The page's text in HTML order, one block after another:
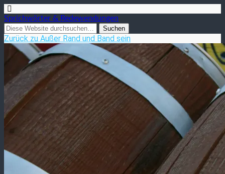
Sprichwörter & Redewendungen
Zurück zu Außer Rand und Band sein